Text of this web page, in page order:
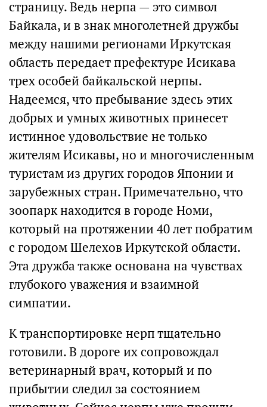
страницу. Ведь нерпа — это символ
Байкала, и в знак многолетней дружбы
между нашими регионами Иркутская
область передает префектуре Исикава
трех особей байкальской нерпы.
Надеемся, что пребывание здесь этих
добрых и умных животных принесет
истинное удовольствие не только
жителям Исикавы, но и многочисленным
туристам из других городов Японии и
зарубежных стран. Примечательно, что
зоопарк находится в городе Номи,
который на протяжении 40 лет побратим
с городом Шелехов Иркутской области.
Эта дружба также основана на чувствах
глубокого уважения и взаимной
симпатии.
К транспортировке нерп тщательно
готовили. В дороге их сопровождал
ветеринарный врач, который и по
прибытии следил за состоянием